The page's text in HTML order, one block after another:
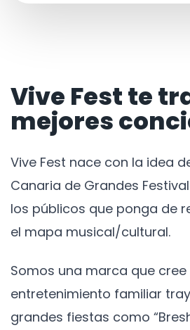
Vive Fest te
mejores
Vive Fest nace con la idea
Canaria de Grandes
los públicos que ponga de
el mapa musical/cultural.
Somos una marca que cree
entretenimiento familiar
grandes fiestas como